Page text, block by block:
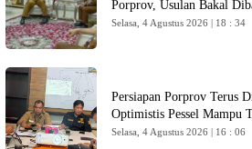
Porprov, Usulan Bakal
Selasa, 4 Agustus 2026 | 18 : 34
Persiapan Porprov Terus
Optimistis Pessel Mampu
Selasa, 4 Agustus 2026 | 16 : 06